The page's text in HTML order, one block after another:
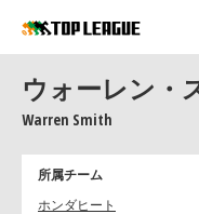
コラム
ウォーレン・
Warren Smith
所属チーム
ホンダヒート